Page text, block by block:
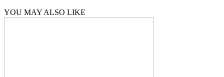
YOU MAY ALSO LIKE